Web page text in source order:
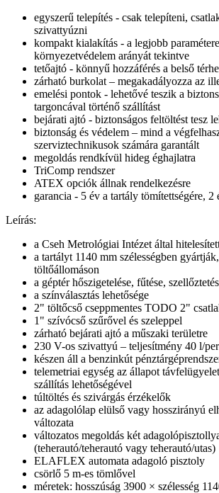
egyszerű telepítés - csak telepíteni,
szivattyúzni
kompakt kialakítás - a legjobb
környezetvédelem arányát tekintve
tetőajtó - könnyű hozzáférés a belső
zárható burkolat – megakadályozza az
emelési pontok - lehetővé teszik a
targoncával történő szállítást
bejárati ajtó - biztonságos feltöltést tesz
biztonság és védelem – mind a
szerviztechnikusok számára garantált
megoldás rendkívül hideg éghajlatra
TriComp rendszer
ATEX opciók állnak rendelkezésre
garancia - 5 év a tartály tömítettségére, 2
Leírás:
a Cseh Metrológiai Intézet által
a tartályt 1140 mm szélességben
töltőállomáson
a géptér hőszigetelése, fűtése,
a színválasztás lehetősége
2" töltőcső cseppmentes TODO 2"
1" szívócső szűrővel és szeleppel
zárható bejárati ajtó a műszaki területre
230 V-os szivattyú – teljesítmény 40 l/
készen áll a benzinkút
telemetriai egység az állapot
szállítás lehetőségével
túltöltés és szivárgás érzékelők
az adagolólap elülső vagy hosszirányú
változata
változatos megoldás két
(teherautó/teherautó vagy teherautó/utas)
ELAFLEX automata adagoló pisztoly
csörlő 5 m-es tömlővel
méretek: hosszúság 3900 × szélesség